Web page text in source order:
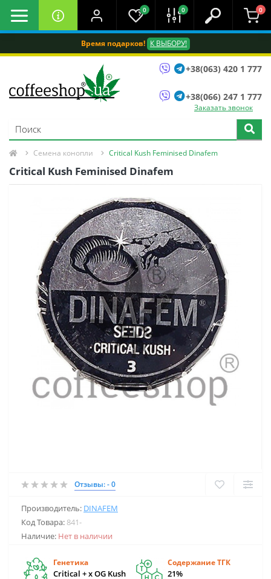
Время подарков! К ВЫБОРУ!
0 0 0
+38(063) 420 1 777
+38(066) 247 1 777
Заказать звонок
Семена конопли Critical Kush Feminised Dinafem
Critical Kush Feminised Dinafem
Отзывы: - 0
Производитель: DINAFEM
Код Товара: 841-
Наличие: Нет в наличии
Генетика
Critical + x OG Kush
Содержание ТГК
21%